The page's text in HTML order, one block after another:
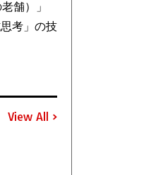
舗）」
考」の技
View All